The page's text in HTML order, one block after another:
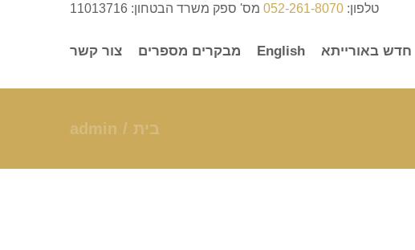
טלפון: 052-261-8070 מס' ספק משרד הבטחון: 11013716
חדש באורייתא English מבקרים מספרים צור קשר
בית admin